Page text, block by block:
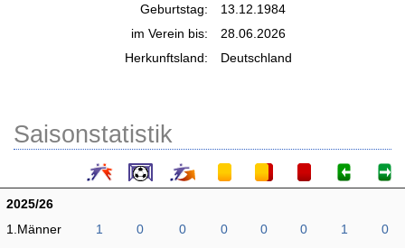
Geburtstag:
13.12.1984
im Verein bis:
28.06.2026
Herkunftsland:
Deutschland
Saisonstatistik
2025/26
1.Männer
1 0 0 0 0 0 1 0